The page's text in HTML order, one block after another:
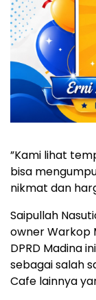
‎”Kami lihat
bisa
nikmat dan
‎Saipullah
owner Warkop
DPRD Madina
sebagai salah
Cafe lainnya